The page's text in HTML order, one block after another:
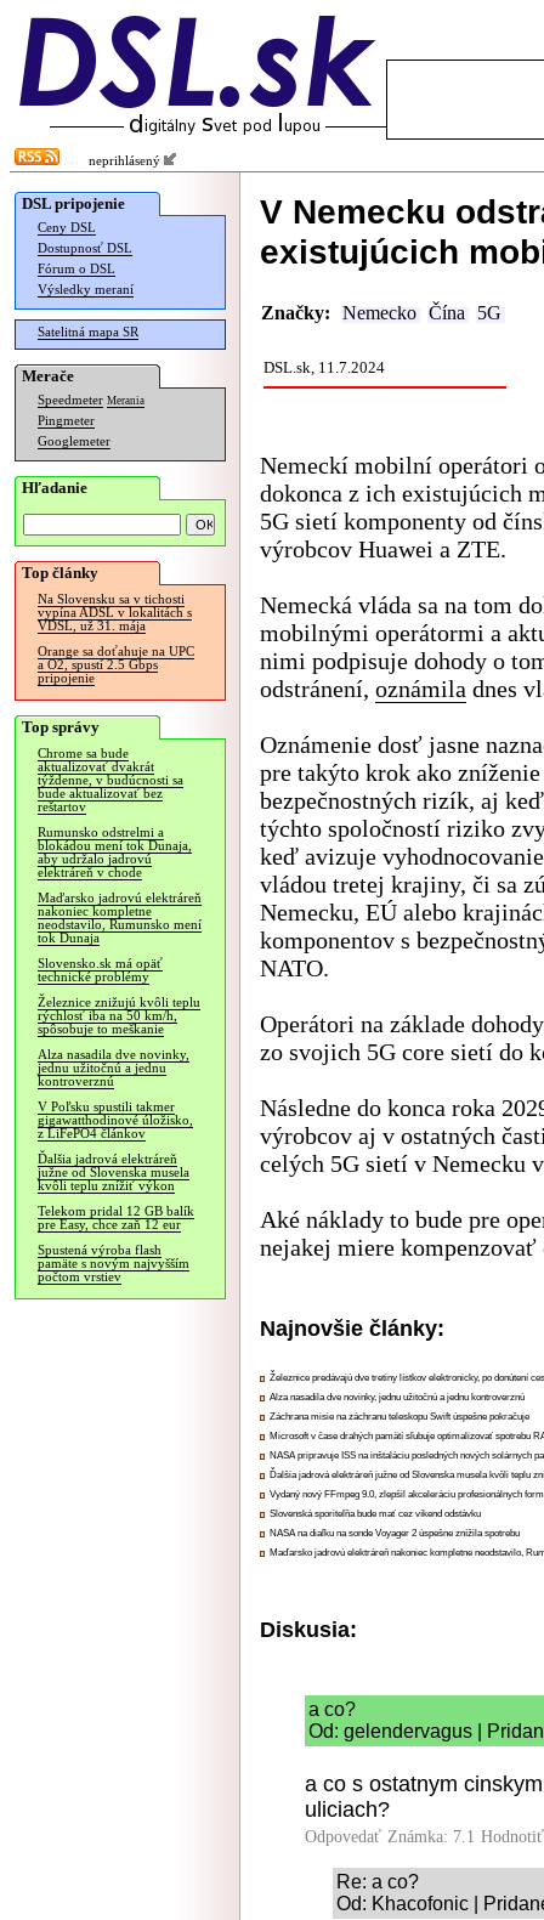
neprihlásený
DSL pripojenie
Ceny DSL
Dostupnosť DSL
Fórum o DSL
Výsledky meraní
Satelitná mapa SR
Merače
Speedmeter Merania
Pingmeter
Googlemeter
Hľadanie
Top články
Na Slovensku sa v tichosti
vypína ADSL v lokalitách s
VDSL, už 31. mája
Orange sa doťahuje na UPC
a O2, spustí 2.5 Gbps
pripojenie
Top správy
Chrome sa bude
aktualizovať dvakrát
týždenne, v budúcnosti sa
bude aktualizovať bez
reštartov
Rumunsko odstrelmi a
blokádou mení tok Dunaja,
aby udržalo jadrovú
elektráreň v chode
Maďarsko jadrovú elektráreň
nakoniec kompletne
neodstavilo, Rumunsko mení
tok Dunaja
Slovensko.sk má opäť
technické problémy
Železnice znižujú kvôli teplu
rýchlosť iba na 50 km/h,
spôsobuje to meškanie
Alza nasadila dve novinky,
jednu užitočnú a jednu
kontroverznú
V Poľsku spustili takmer
gigawatthodinové úložisko,
z LiFePO4 článkov
Ďalšia jadrová elektráreň
južne od Slovenska musela
kvôli teplu znížiť výkon
Telekom pridal 12 GB balík
pre Easy, chce zaň 12 eur
Spustená výroba flash
pamäte s novým najvyšším
počtom vrstiev
V Nemecku
existujúcich
Značky: Nemecko Čína 5G
DSL.sk, 11.7.2024
Nemeckí mobilní operátori
dokonca z ich existujúcich
5G sietí komponenty od
výrobcov Huawei a ZTE.
Nemecká vláda sa na tom
mobilnými operátormi a
nimi podpisuje dohody o
odstránení, oznámila dnes
Oznámenie dosť jasne
pre takýto krok ako zníženie
bezpečnostných rizík, aj
týchto spoločností riziko
keď avizuje
vládou tretej krajiny, či sa
Nemecku, EÚ alebo
komponentov s
NATO.
Operátori na základe
zo svojich 5G core sietí do
Následne do konca roka
výrobcov aj v ostatných
celých 5G sietí v Nemecku
Aké náklady to bude pre
nejakej miere kompenzovať
Najnovšie články:
Železnice predávajú dve tretiny lístkov elektronicky, po donútení
Alza nasadila dve novinky, jednu užitočnú a jednu kontroverznú
Záchrana misie na záchranu teleskopu Swift úspešne pokračuje
Microsoft v čase drahých pamätí sľubuje optimalizovať spotrebu
NASA pripravuje ISS na inštaláciu posledných nových solárnych
Ďalšia jadrová elektráreň južne od Slovenska musela kvôli teplu
Vydaný nový FFmpeg 9.0, zlepšil akceleráciu profesionálnych
Slovenská sporiteľňa bude mať cez víkend odstávku
NASA na diaľku na sonde Voyager 2 úspešne znížila spotrebu
Maďarsko jadrovú elektráreň nakoniec kompletne neodstavilo,
Diskusia:
a co?
Od: gelendervagus |
a co s ostatnym
uliciach?
Odpovedať Známka: 7.1
Re: a co?
Od: Khacofonic |